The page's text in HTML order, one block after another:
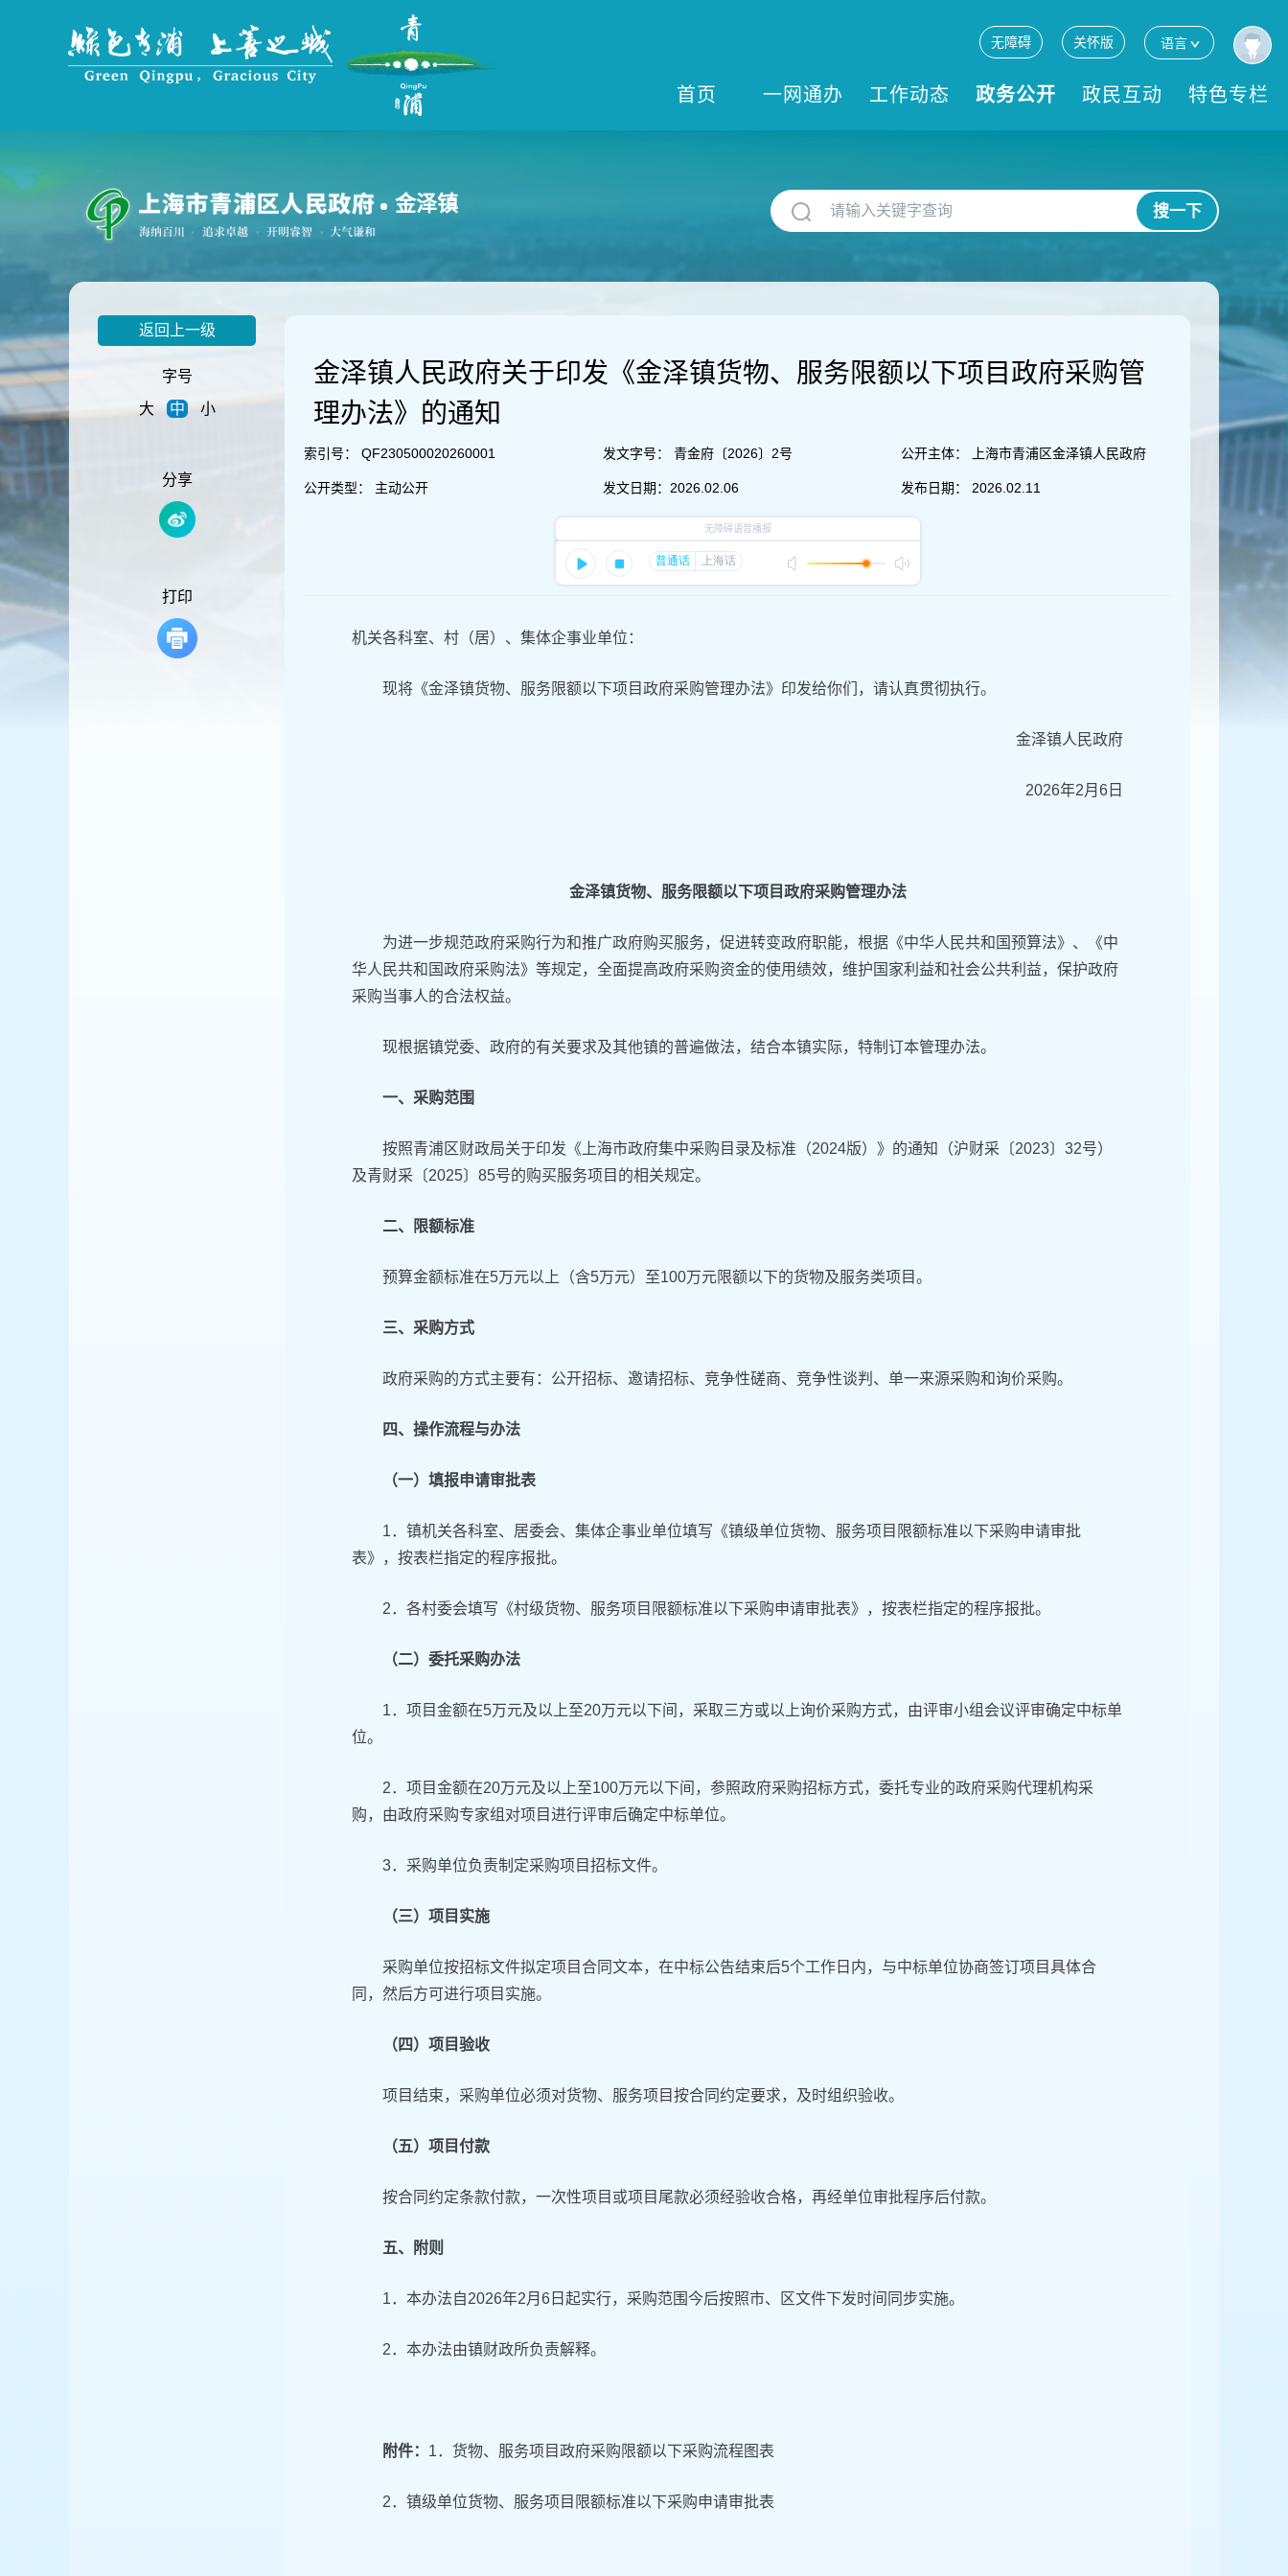
到
主
要
内
无障碍 关怀版 语言
首页 一网通办 工作动态 政务公开 政民互动 特色专栏
金泽镇 搜一下
返回上一级
字号
大
中 小
分享
打印
金泽镇人民政府关于印发《金泽镇货物、服务限额以下项目政府采购管
理办法》的通知
索引号： QF230500020260001
公开类型： 主动公开
发文字号： 青金府〔2026〕2号
发文日期： 2026.02.06
公开主体： 上海市青浦区金泽镇人民政府
发布日期： 2026.02.11
机关各科室、村（居）、集体企事业单位：
现将《金泽镇货物、服务限额以下项目政府采购管理办法》印发给你们，请认真贯彻执行。
金泽镇人民政府
2026年2月6日
金泽镇货物、服务限额以下项目政府采购管理办法
为进一步规范政府采购行为和推广政府购买服务，促进转变政府职能，根据《中华人民共和国预算法》、《中
华人民共和国政府采购法》等规定，全面提高政府采购资金的使用绩效，维护国家利益和社会公共利益，保护政府
采购当事人的合法权益。
现根据镇党委、政府的有关要求及其他镇的普遍做法，结合本镇实际，特制订本管理办法。
一、采购范围
按照青浦区财政局关于印发《上海市政府集中采购目录及标准（2024版）》的通知（沪财采〔2023〕32号）
及青财采〔2025〕85号的购买服务项目的相关规定。
二、限额标准
预算金额标准在5万元以上（含5万元）至100万元限额以下的货物及服务类项目。
三、采购方式
政府采购的方式主要有：公开招标、邀请招标、竞争性磋商、竞争性谈判、单一来源采购和询价采购。
四、操作流程与办法
（一）填报申请审批表
1．镇机关各科室、居委会、集体企事业单位填写《镇级单位货物、服务项目限额标准以下采购申请审批
表》，按表栏指定的程序报批。
2．各村委会填写《村级货物、服务项目限额标准以下采购申请审批表》，按表栏指定的程序报批。
（二）委托采购办法
1．项目金额在5万元及以上至20万元以下间，采取三方或以上询价采购方式，由评审小组会议评审确定中标单
位。
2．项目金额在20万元及以上至100万元以下间，参照政府采购招标方式，委托专业的政府采购代理机构采
购，由政府采购专家组对项目进行评审后确定中标单位。
3．采购单位负责制定采购项目招标文件。
（三）项目实施
采购单位按招标文件拟定项目合同文本，在中标公告结束后5个工作日内，与中标单位协商签订项目具体合
同，然后方可进行项目实施。
（四）项目验收
项目结束，采购单位必须对货物、服务项目按合同约定要求，及时组织验收。
（五）项目付款
按合同约定条款付款，一次性项目或项目尾款必须经验收合格，再经单位审批程序后付款。
五、附则
1．本办法自2026年2月6日起实行，采购范围今后按照市、区文件下发时间同步实施。
2．本办法由镇财政所负责解释。
附件： 1．货物、服务项目政府采购限额以下采购流程图表
2．镇级单位货物、服务项目限额标准以下采购申请审批表